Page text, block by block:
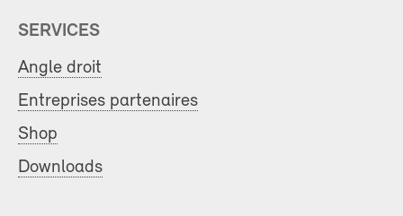
SERVICES
Angle droit
Entreprises partenaires
Shop
Downloads